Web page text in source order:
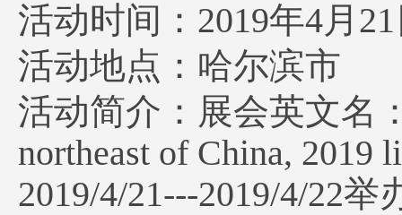
活动时间：2019年4月
活动地点：哈尔滨市
活动简介：展会英文名
northeast of China, 2019
2019/4/21---2019/4/22